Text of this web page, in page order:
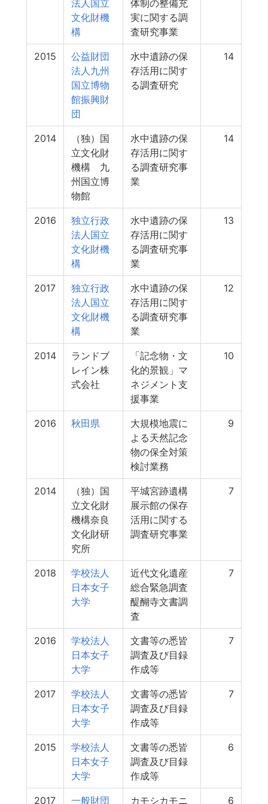
法人国立
文化財機
構
体制の整備充
実に関する調
査研究事業
2015
公益財団
法人九州
国立博物
館振興財
団
水中遺跡の保
存活用に関す
る調査研究
14
2014
（独）国
立文化財
機構 九
州国立博
物館
水中遺跡の保
存活用に関す
る調査研究事
業
14
2016
独立行政
法人国立
文化財機
構
水中遺跡の保
存活用に関す
る調査研究事
業
13
2017
独立行政
法人国立
文化財機
構
水中遺跡の保
存活用に関す
る調査研究事
業
12
2014
ランドブ
レイン株
式会社
「記念物・文
化的景観」マ
ネジメント支
援事業
10
2016 秋田県
大規模地震に
よる天然記念
物の保全対策
検討業務
9
2014
（独）国
立文化財
機構奈良
文化財研
究所
平城宮跡遺構
展示館の保存
活用に関する
調査研究事業
7
2018
学校法人
日本女子
大学
近代文化遺産
総合緊急調査
醍醐寺文書調
査
7
2016
学校法人
日本女子
大学
文書等の悉皆
調査及び目録
作成等
7
2017
学校法人
日本女子
大学
文書等の悉皆
調査及び目録
作成等
7
2015
学校法人
日本女子
大学
文書等の悉皆
調査及び目録
作成等
6
2017
一般財団
カモシカモニ
6